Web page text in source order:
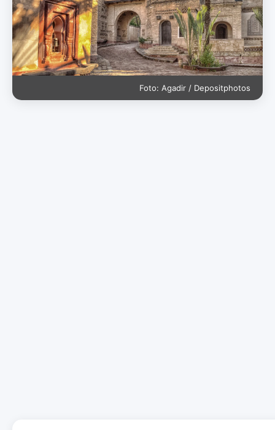
Foto: Agadir / Depositphotos